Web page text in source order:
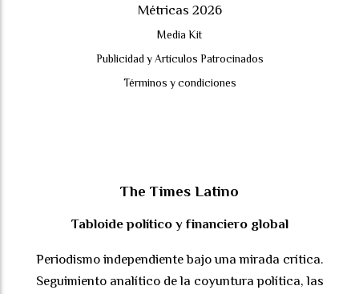
Métricas 2026
Media Kit
Publicidad y Artículos Patrocinados
Términos y condiciones
The Times Latino
Tabloide político y financiero global
Periodismo independiente bajo una mirada crítica.
Seguimiento analítico de la coyuntura política, las